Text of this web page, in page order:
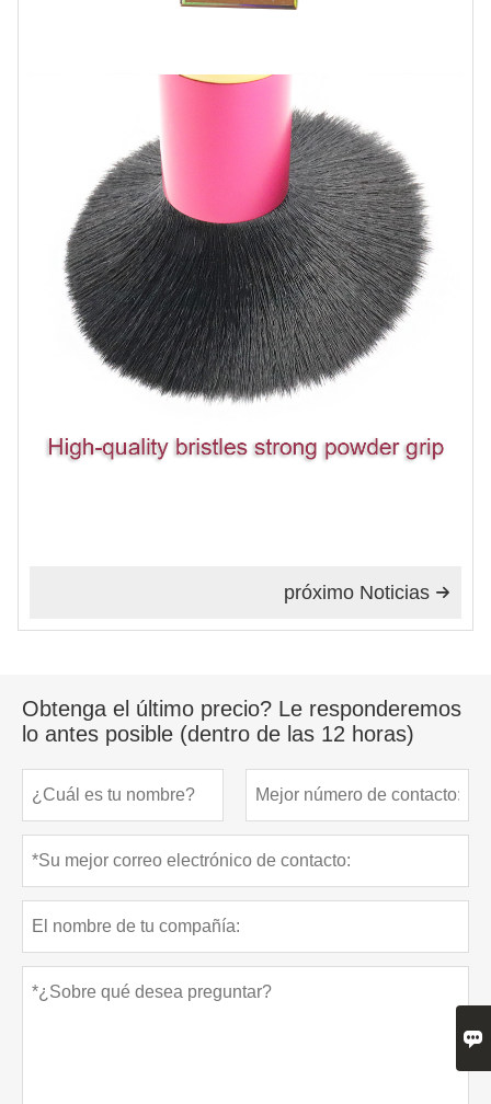

próximo Noticias
Obtenga el último precio? Le responderemos
lo antes posible (dentro de las 12 horas)
